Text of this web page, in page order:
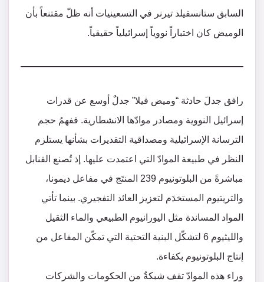
السابق ستانسفيلد تيرنر في التسعينيات أنه ظلّ مقتنعاً بأن
الوميض كان اختباراً نووياً إسرائيلياً حقيقياً.
رافق جدلَ حادثة “وميض فيلا” جدلٌ أوسع عن قدرات
إسرائيل النووية ومصادر موادّها الانشطارية. ففهمُ حجم
الترسانة الإسرائيلية ومصداقية التقديرات بشأنها يستلزم
النظر في طبيعة الموادّ التي اعتمدت عليها. إذ تُصنع القنابل
مباشرةً من البلوتونيوم 239 المنتَج في مفاعل ديمونا،
والتريتيوم المستخدَم لتعزيز العائد التفجيري. بينما تأتي
المواد المساندة مثل اليورانيوم الطبيعي والماء الثقيل
والليثيوم 6 لتشكّل البنية التحتية التي تمكّن المفاعل من
إنتاج البلوتونيوم بكفاءة.
وراء هذه الموادّ تقف شبكةٌ من الحكومات والشركات